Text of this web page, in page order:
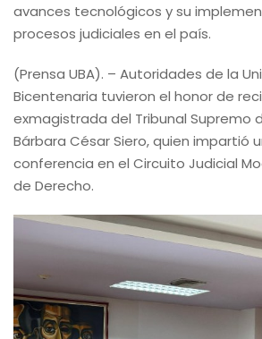
avances tecnológicos y su
procesos judiciales en el país.
(Prensa UBA). – Autoridades de la
Bicentenaria tuvieron el honor de
exmagistrada del Tribunal Supremo
Bárbara César Siero, quien impartió
conferencia en el Circuito Judicial
de Derecho.